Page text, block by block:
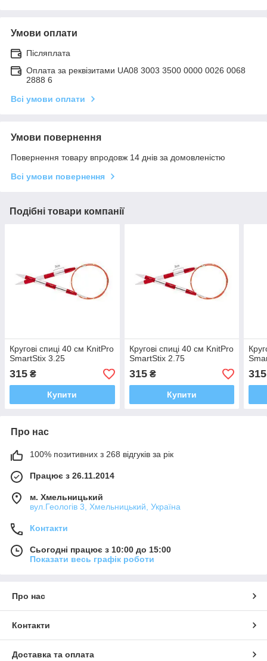
Умови оплати
Післяплата
Оплата за реквізитами UA08 3003 3500 0000 0026 0068
2888 6
Всі умови оплати
Умови повернення
Повернення товару впродовж 14 днів за домовленістю
Всі умови повернення
Подібні товари компанії
Кругові спиці 40 см KnitPro
SmartStix 3.25
315 ₴
Купити
Кругові спиці 40 см KnitPro
SmartStix 2.75
315₴
Купити
315
Про нас
100% позитивних з 268 відгуків за рік
Працює з 26.11.2014
м. Хмельницький
вул.Геологів 3, Хмельницький, Україна
Контакти
Сьогодні працює з 10:00 до 15:00
Показати весь графік роботи
Про нас
Контакти
Доставка та оплата